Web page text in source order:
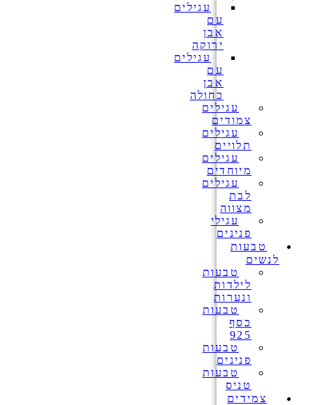
עגילים
עם
אבן
ירוקה
עגילים
עם
אבן
כחולה
עגילים
צמודים
עגילים
תלויים
עגילים
מיוחדים
עגילים
לבת
מצווה
עגילי
פנינים
טבעות
לנשים
טבעות
לילדות
ונערות
טבעות
כסף
925
טבעות
פנינים
טבעות
טניס
צמידים